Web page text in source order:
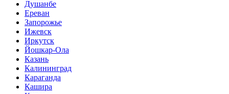
Душанбе
Ереван
Запорожье
Ижевск
Иркутск
Йошкар-Ола
Казань
Калининград
Караганда
Кашира